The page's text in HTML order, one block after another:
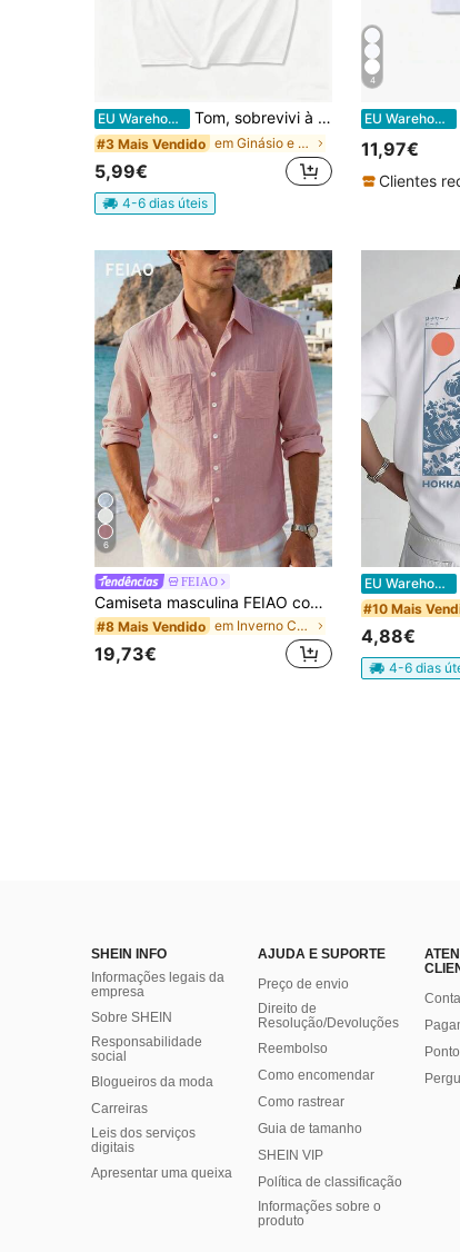
EU Warehouse Tom, sobrevivi à minha viagem a Nova York. Camiseta divertida e original com um táxi-aranha amarelo, estilo vintage dos anos 80, unissex para homens e mulheres.
#3 Mais Vendido em Ginásio e Fitness T-shirts masculinas
5,99€
4-6 dias úteis
4
EU Warehouse
11,97€
6
FEIAO
Camiseta masculina FEIAO com estampa retrô de moedas, tecido de malha respirável semelhante ao linho, fechamento frontal com botões, cor sólida, toque macio e confortável, modelagem casual versátil, ligeiramente oversized, ideal para primavera/verão.
#8 Mais Vendido em Inverno Camisas masculinas
19,73€
EU Warehouse
#10 Mais
4,88€
4-6 dias
SHEIN INFO
Informações legais da
empresa
Sobre SHEIN
Responsabilidade
social
Blogueiros da moda
Carreiras
Leis dos serviços
digitais
Apresentar uma queixa
AJUDA E SUPORTE
Preço de envio
Direito de
Resolução/Devoluções
Reembolso
Como encomendar
Como rastrear
Guia de tamanho
SHEIN VIP
Política de classificação
​Informações sobre o
produto